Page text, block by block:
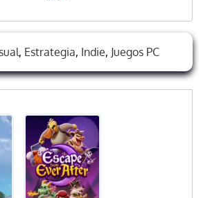
, Estrategia, Indie, Juegos PC